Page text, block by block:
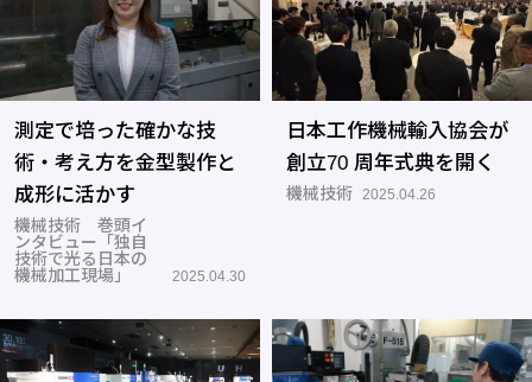
測定で培った確かな技
術・考え方を金型製作と
成形に活かす
機械技術 巻頭イ
ンタビュー「独自
技術で光る日本の
機械加工現場」
2025.04.30
日本工作機械輸入協会が
創立70 周年式典を開く
機械技術 2025.04.26